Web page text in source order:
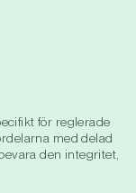
för reglerade
med delad
den integritet,